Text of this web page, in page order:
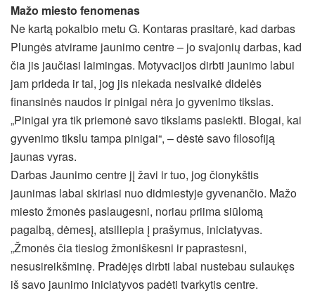
Mažo miesto fenomenas
Ne kartą pokalbio metu G. Kontaras prasitarė, kad darbas
Plungės atvirame jaunimo centre – jo svajonių darbas, kad
čia jis jaučiasi laimingas. Motyvacijos dirbti jaunimo labui
jam prideda ir tai, jog jis niekada nesivaikė didelės
finansinės naudos ir pinigai nėra jo gyvenimo tikslas.
„Pinigai yra tik priemonė savo tikslams pasiekti. Blogai, kai
gyvenimo tikslu tampa pinigai“, – dėstė savo filosofiją
jaunas vyras.
Darbas Jaunimo centre jį žavi ir tuo, jog čionykštis
jaunimas labai skiriasi nuo didmiestyje gyvenančio. Mažo
miesto žmonės paslaugesni, noriau priima siūlomą
pagalbą, dėmesį, atsiliepia į prašymus, iniciatyvas.
„Žmonės čia tiesiog žmoniškesni ir paprastesni,
nesusireikšminę. Pradėjęs dirbti labai nustebau sulaukęs
iš savo jaunimo iniciatyvos padėti tvarkytis centre.